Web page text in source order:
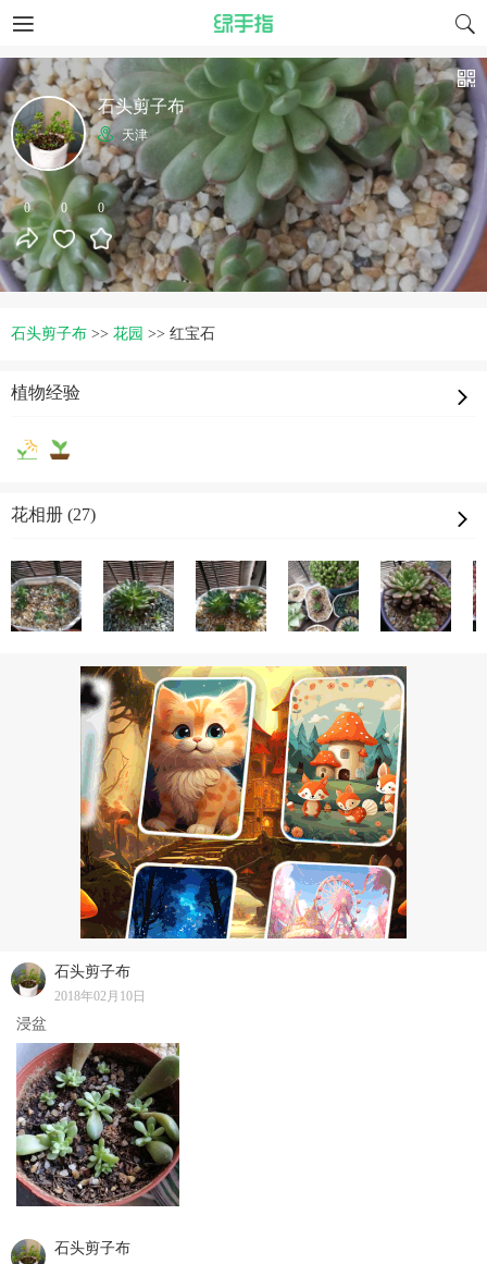
0 0 0
石头剪子布
天津
石头剪子布 >> 花园 >> 红宝石
植物经验
花相册 (27)
石头剪子布
2018年02月10日
浸盆
石头剪子布